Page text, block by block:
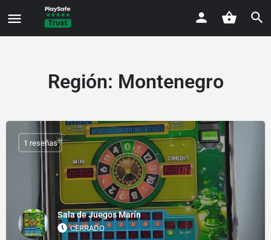
Región: Montenegro
Sala de Juegos Marín
CERRADO
1 reseñas